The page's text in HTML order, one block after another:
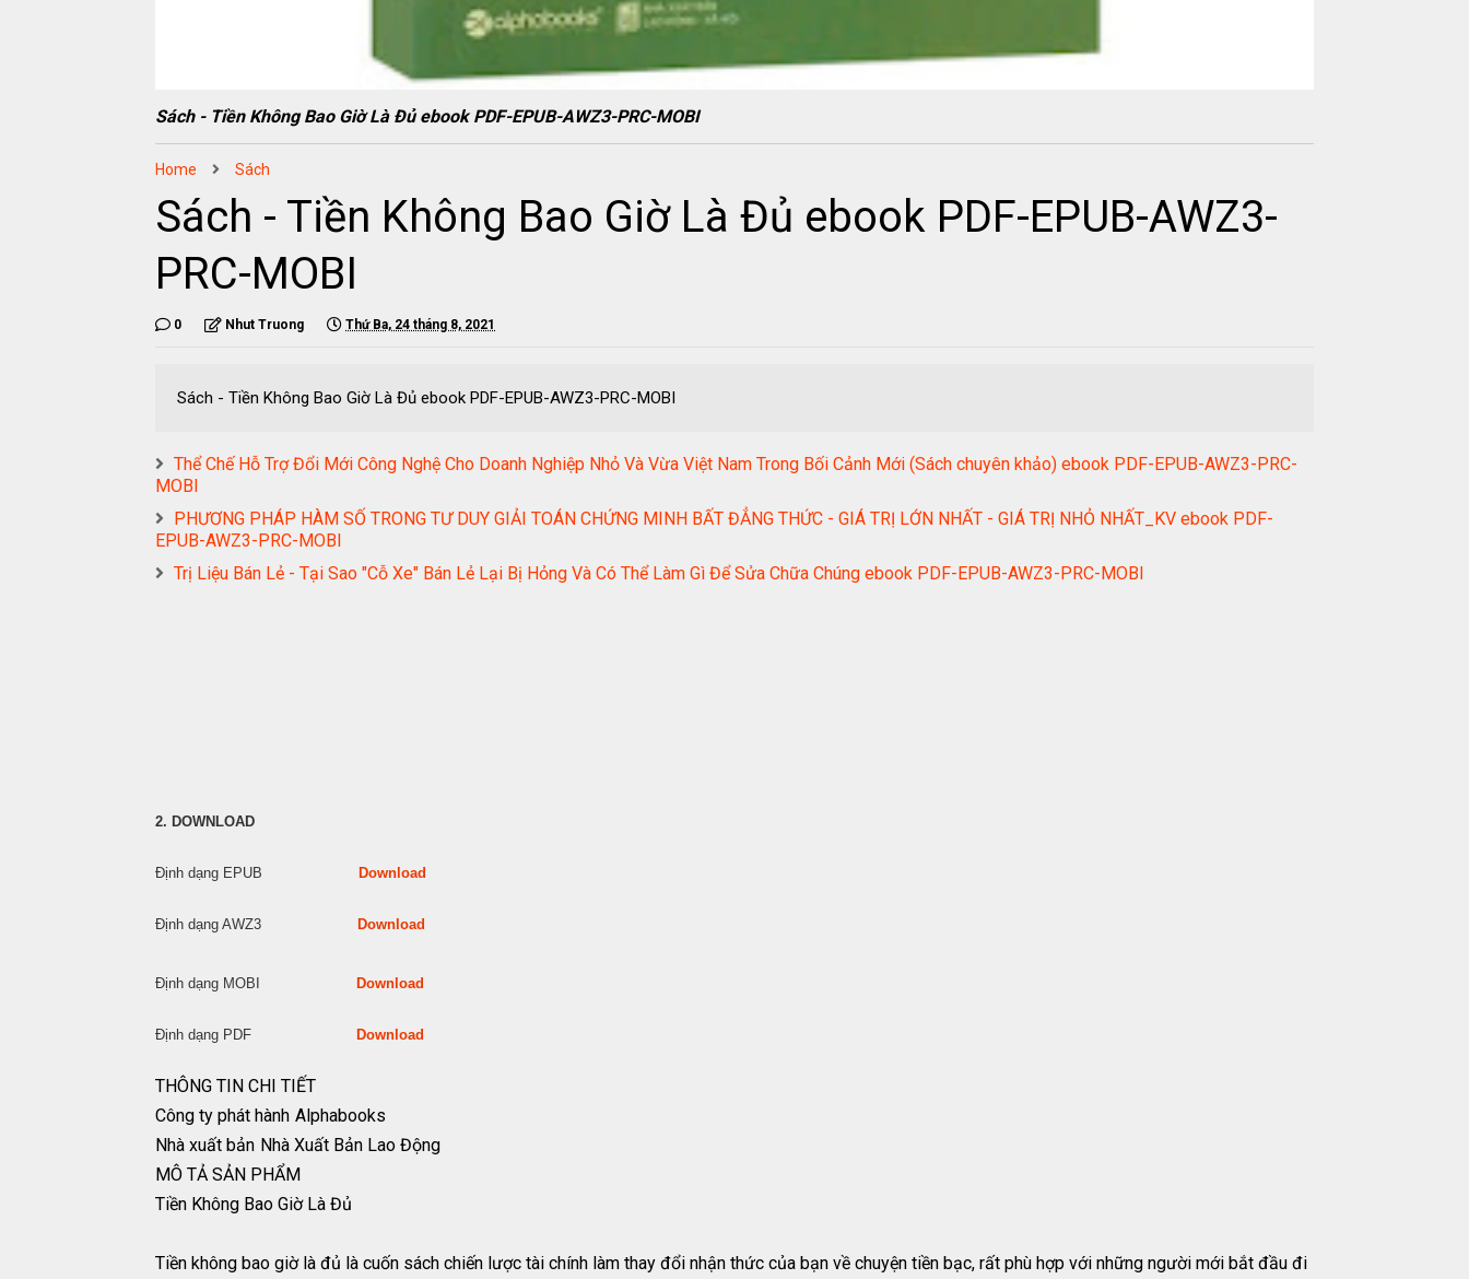
Sách - Tiền Không Bao Giờ Là Đủ ebook PDF-EPUB-AWZ3-PRC-MOBI
Home Sách
Sách - Tiền Không Bao Giờ Là Đủ ebook PDF-EPUB-AWZ3-
PRC-MOBI
0 Nhut Truong Thứ Ba, 24 tháng 8, 2021
Sách - Tiền Không Bao Giờ Là Đủ ebook PDF-EPUB-AWZ3-PRC-MOBI
Thể Chế Hỗ Trợ Đổi Mới Công Nghệ Cho Doanh Nghiệp Nhỏ Và Vừa Việt Nam Trong Bối Cảnh Mới (Sách chuyên khảo) ebook PDF-EPUB-AWZ3-PRC-
MOBI
PHƯƠNG PHÁP HÀM SỐ TRONG TƯ DUY GIẢI TOÁN CHỨNG MINH BẤT ĐẲNG THỨC - GIÁ TRỊ LỚN NHẤT - GIÁ TRỊ NHỎ NHẤT_KV ebook PDF-
EPUB-AWZ3-PRC-MOBI
Trị Liệu Bán Lẻ - Tại Sao "Cỗ Xe" Bán Lẻ Lại Bị Hỏng Và Có Thể Làm Gì Để Sửa Chữa Chúng ebook PDF-EPUB-AWZ3-PRC-MOBI
2. DOWNLOAD
Định dạng EPUB Download
Định dạng AWZ3 Download
Định dạng MOBI Download
Định dạng PDF Download
THÔNG TIN CHI TIẾT
Công ty phát hành Alphabooks
Nhà xuất bản Nhà Xuất Bản Lao Động
MÔ TẢ SẢN PHẨM
Tiền Không Bao Giờ Là Đủ
Tiền không bao giờ là đủ là cuốn sách chiến lược tài chính làm thay đổi nhận thức của bạn về chuyện tiền bạc, rất phù hợp với những người mới bắt đầu đi